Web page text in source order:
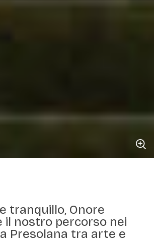
tranquillo, Onore
il nostro percorso nei
Presolana tra arte e